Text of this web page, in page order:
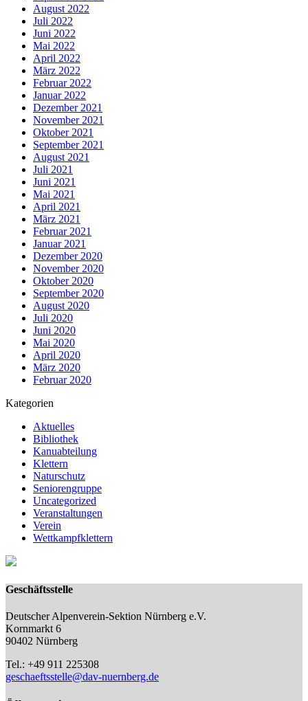
August 2022
Juli 2022
Juni 2022
Mai 2022
April 2022
März 2022
Februar 2022
Januar 2022
Dezember 2021
November 2021
Oktober 2021
September 2021
August 2021
Juli 2021
Juni 2021
Mai 2021
April 2021
März 2021
Februar 2021
Januar 2021
Dezember 2020
November 2020
Oktober 2020
September 2020
August 2020
Juli 2020
Juni 2020
Mai 2020
April 2020
März 2020
Februar 2020
Kategorien
Aktuelles
Bibliothek
Kanuabteilung
Klettern
Naturschutz
Seniorengruppe
Uncategorized
Veranstaltungen
Verein
Wettkampfklettern
Geschäftsstelle
Deutscher Alpenverein-Sektion Nürnberg e.V.
Kornmarkt 6
90402 Nürnberg
Tel.: +49 911 225308
geschaeftsstelle@dav-nuernberg.de